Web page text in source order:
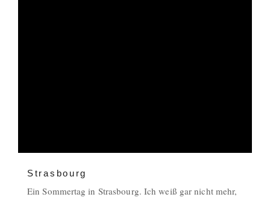
Strasbourg
Ein Sommertag in Strasbourg. Ich weiß gar nicht mehr,